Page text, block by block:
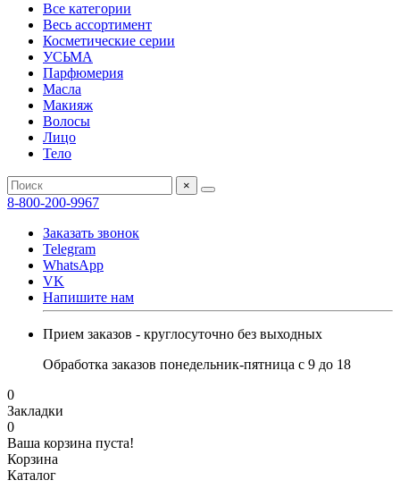
Все категории
Весь ассортимент
Косметические серии
УСЬМА
Парфюмерия
Масла
Макияж
Волосы
Лицо
Тело
×
8-800-200-9967
Заказать звонок
Telegram
WhatsApp
VK
Напишите нам
Прием заказов - круглосуточно без выходных
Обработка заказов понедельник-пятница с 9 до 18
0
Закладки
0
Ваша корзина пуста!
Корзина
Каталог